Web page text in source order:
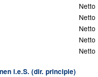
Netto
Netto
Netto
Netto
Netto
i.e.S. (dir. principle)